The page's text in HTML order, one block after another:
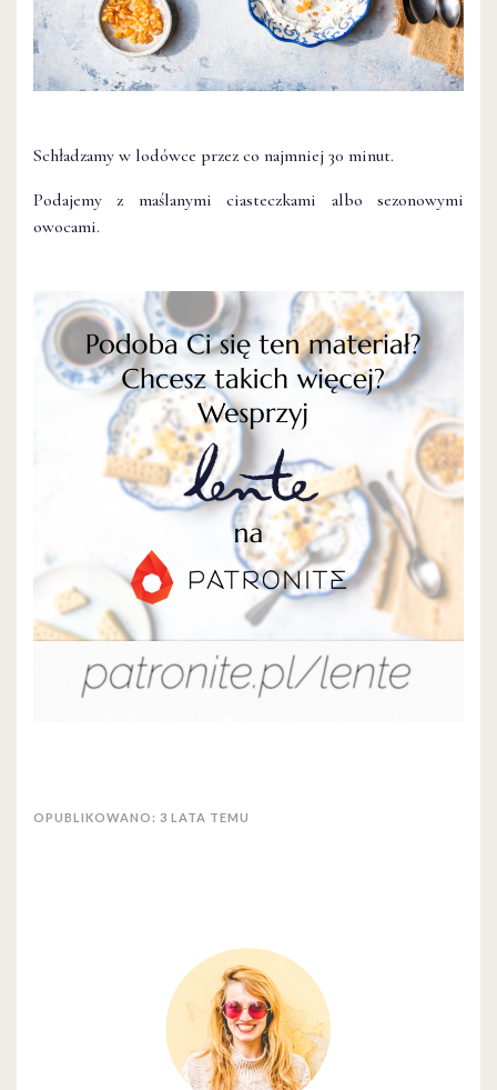
Schładzamy w lodówce przez co najmniej 30 minut.
Podajemy z maślanymi ciasteczkami albo sezonowymi
owocami.
OPUBLIKOWANO: 3 LATA TEMU